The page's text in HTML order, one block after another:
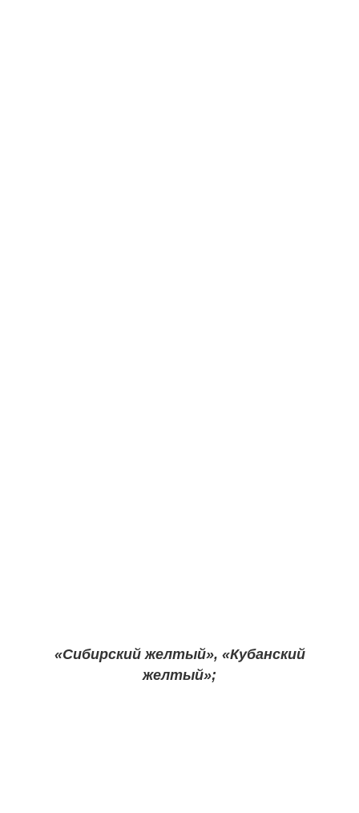
«Сибирский желтый», «Кубанский
желтый»;